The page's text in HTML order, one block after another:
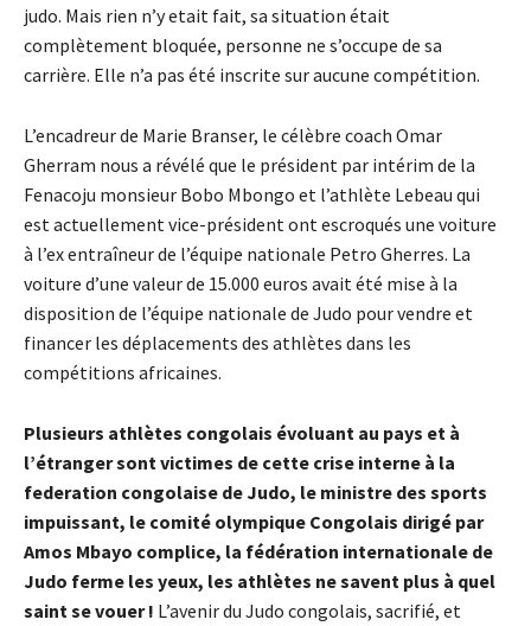
judo. Mais rien n’y etait fait, sa situation était
complètement bloquée, personne ne s’occupe de sa
carrière. Elle n’a pas été inscrite sur aucune compétition.
L’encadreur de Marie Branser, le célèbre coach Omar
Gherram nous a révélé que le président par intérim de la
Fenacoju monsieur Bobo Mbongo et l’athlète Lebeau qui
est actuellement vice-président ont escroqués une voiture
à l’ex entraîneur de l’équipe nationale Petro Gherres. La
voiture d’une valeur de 15.000 euros avait été mise à la
disposition de l’équipe nationale de Judo pour vendre et
financer les déplacements des athlètes dans les
compétitions africaines.
Plusieurs athlètes congolais évoluant au pays et à
l’étranger sont victimes de cette crise interne à la
federation congolaise de Judo, le ministre des sports
impuissant, le comité olympique Congolais dirigé par
Amos Mbayo complice, la fédération internationale de
Judo ferme les yeux, les athlètes ne savent plus à quel
saint se vouer ! L’avenir du Judo congolais, sacrifié, et